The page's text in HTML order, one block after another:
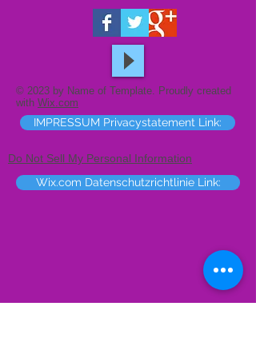
© 2023 by Name of Template. Proudly created
with Wix.com
IMPRESSUM Privacystatement Link:
Do Not Sell My Personal Information
Wix.com Datenschutzrichtlinie Link: